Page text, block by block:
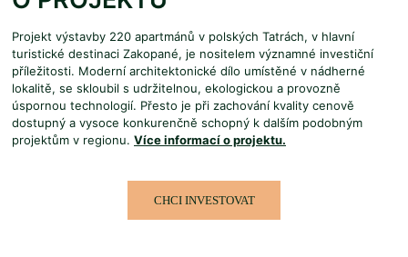
Projekt výstavby 220 apartmánů v polských Tatrách, v hlavní
turistické destinaci Zakopané, je nositelem významné investiční
příležitosti. Moderní architektonické dílo umístěné v nádherné
lokalitě, se skloubil s udržitelnou, ekologickou a provozně
úspornou technologií. Přesto je při zachování kvality cenově
dostupný a vysoce konkurenčně schopný k dalším podobným
projektům v regionu. Více informací o projektu.
CHCI INVESTOVAT